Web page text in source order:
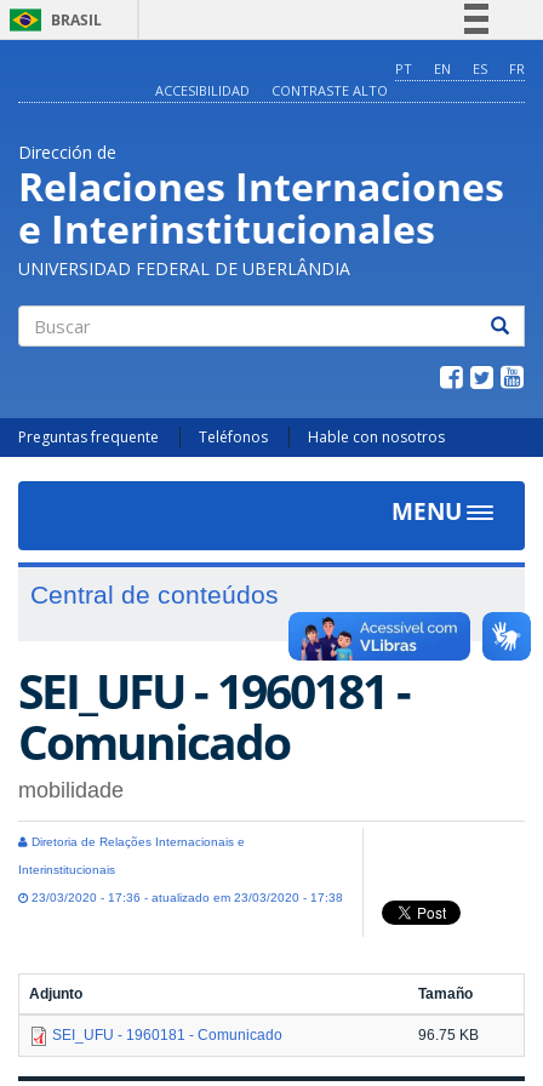
BRASIL
Comunica BR
Acesso à informação
Legislação
Canais
PT EN ES
FR
ACCESIBILIDAD
CONTRASTE ALTO
Dirección de
Relaciones Internaciones
e Interinstitucionales
UNIVERSIDAD FEDERAL DE UBERLÂNDIA
Preguntas frequente Teléfonos Hable con nosotros
MENU
Toggle
Central de conteúdos
SEI_UFU - 1960181 -
Comunicado
mobilidade
Diretoria de Relações Internacionais e
Interinstitucionais
23/03/2020 - 17:36 - atualizado em 23/03/2020 - 17:38
Adjunto Tamaño
SEI_UFU - 1960181 - Comunicado 96.75 KB